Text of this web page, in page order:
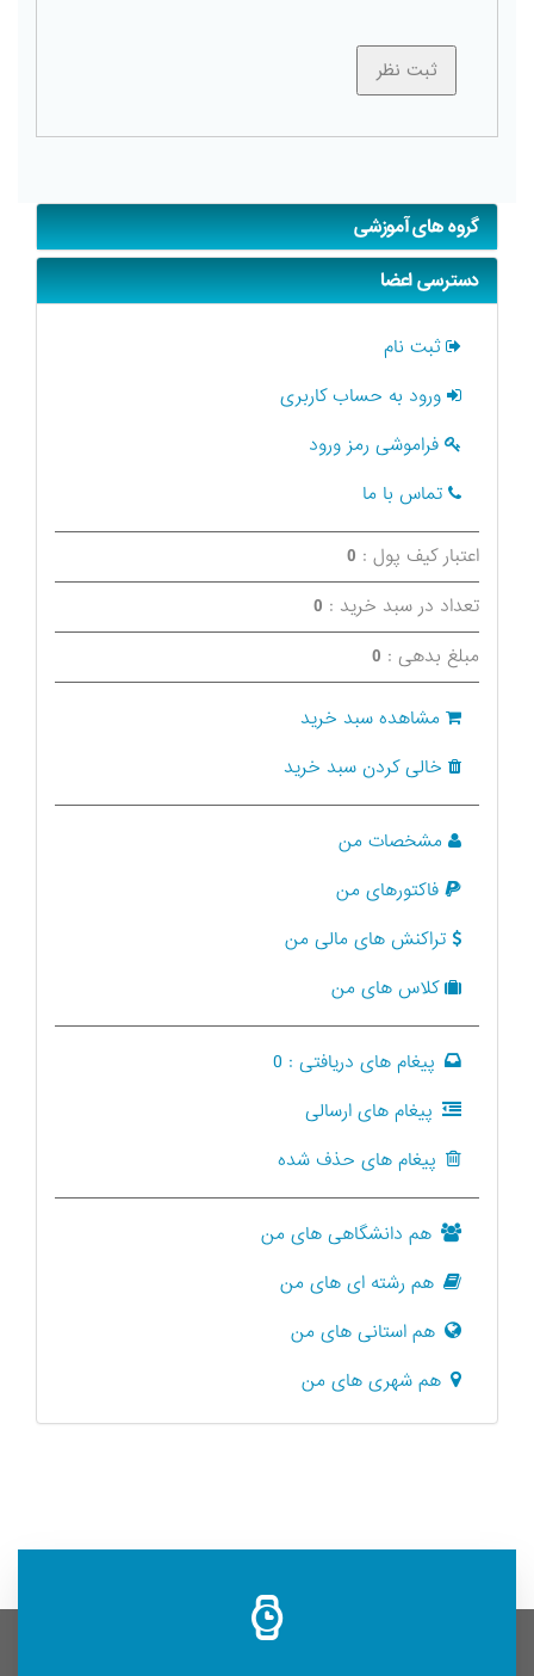
گروه های آموزشی
دسترسی اعضا
ثبت نام
ورود به حساب کاربری
فراموشی رمز ورود
تماس با ما
اعتبار کیف پول : 0
تعداد در سبد خرید : 0
مبلغ بدهی : 0
مشاهده سبد خرید
خالی کردن سبد خرید
مشخصات من
فاکتورهای من
تراکنش های مالی من
کلاس های من
پیغام های دریافتی : 0
پیغام های ارسالی
پیغام های حذف شده
هم دانشگاهی های من
هم رشته ای های من
هم استانی های من
هم شهری های من